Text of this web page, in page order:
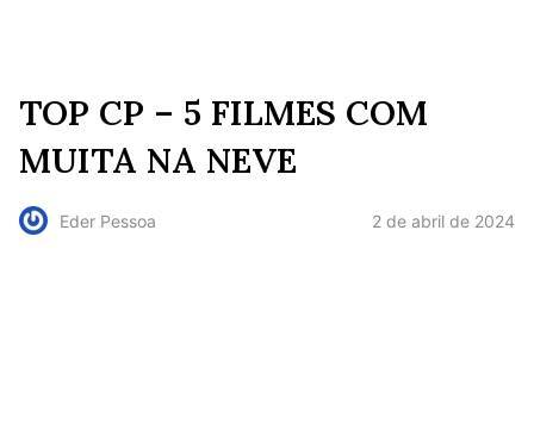
TOP CP – 5 FILMES COM
MUITA NA NEVE
Eder Pessoa 2 de abril de 2024